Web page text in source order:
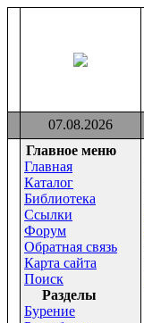
07.08.2026
Главное меню
Главная
Каталог
Библиотека
Ссылки
Форум
Обратная связь
Карта сайта
Поиск
Раздeлы
Бурение